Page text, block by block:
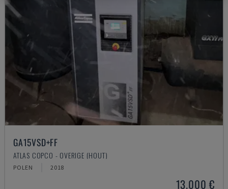
GA15VSD+FF
ATLAS COPCO - OVERIGE (HOUT)
POLEN 2018
13.000 €